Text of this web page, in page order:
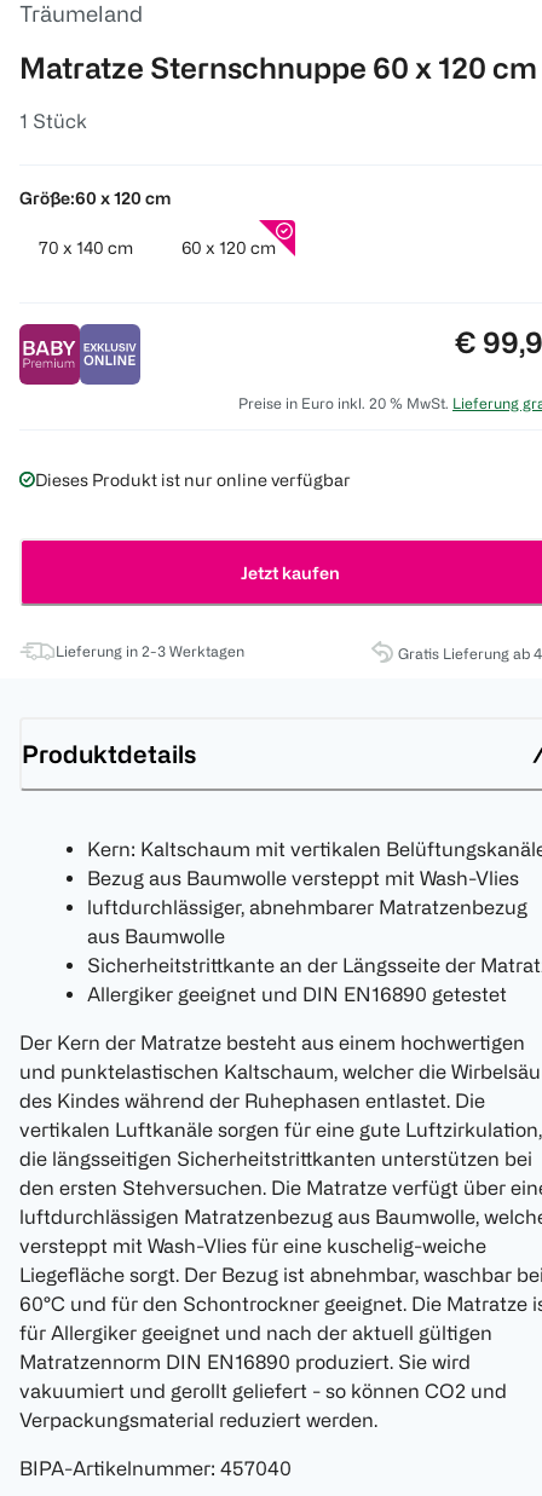
Träumeland
Matratze Sternschnuppe 60 x 120 cm
1 Stück
Größe:60 x 120 cm
70 x 140 cm 60 x 120 cm
Preis:
€
Preise in Euro inkl. 20 % MwSt. Lieferung
Dieses Produkt ist nur online verfügbar
Jetzt kaufen
Lieferung in 2-3 Werktagen Gratis Lieferung ab
Produktdetails
Kern: Kaltschaum mit vertikalen
Bezug aus Baumwolle versteppt mit Wash-Vlies
luftdurchlässiger, abnehmbarer Matratzenbezug
aus Baumwolle
Sicherheitstrittkante an der Längsseite der
Allergiker geeignet und DIN EN16890 getestet
Der Kern der Matratze besteht aus einem hochwertigen
und punktelastischen Kaltschaum, welcher die
des Kindes während der Ruhephasen entlastet. Die
vertikalen Luftkanäle sorgen für eine gute Luftzirkulation,
die längsseitigen Sicherheitstrittkanten unterstützen bei
den ersten Stehversuchen. Die Matratze verfügt über
luftdurchlässigen Matratzenbezug aus Baumwolle,
versteppt mit Wash-Vlies für eine kuschelig-weiche
Liegefläche sorgt. Der Bezug ist abnehmbar, waschbar
60°C und für den Schontrockner geeignet. Die Matratze
für Allergiker geeignet und nach der aktuell gültigen
Matratzennorm DIN EN16890 produziert. Sie wird
vakuumiert und gerollt geliefert - so können CO2 und
Verpackungsmaterial reduziert werden.
BIPA-Artikelnummer: 457040